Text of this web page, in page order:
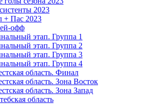
2023
+ Пас 2023
офф
этап. Группа 1
этап. Группа 2
этап. Группа 3
этап. Группа 4
область. Финал
область. Зона Восток
область. Зона Запад
область